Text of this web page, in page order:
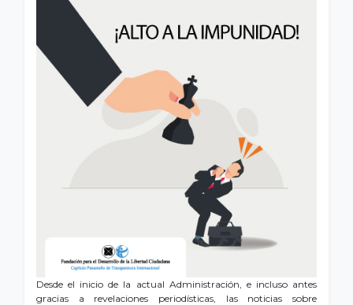
Desde el inicio de la actual Administración, e incluso antes
gracias a revelaciones periodísticas, las noticias sobre